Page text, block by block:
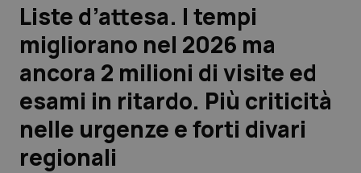
Scienza e Farmaci
Studi e Analisi
Lettere al direttore
Edizioni Regionali
Liste d’attesa. I tempi
migliorano nel 2026 ma
ancora 2 milioni di visite ed
esami in ritardo. Più criticità
nelle urgenze e forti divari
regionali